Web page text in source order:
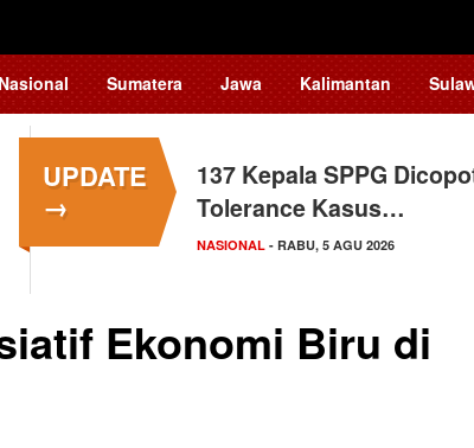
Nasional Sumatera Jawa Kalimantan
UPDATE
→
137 Kepala SPPG
Tolerance Kasus…
NASIONAL - RABU, 5 AGU 2026
Siswa Sekolah Rakyat
Tingkat Nasional
SULAWESI SELATAN- SELASA, 4 AGU 2026
Ekonomi Biru di